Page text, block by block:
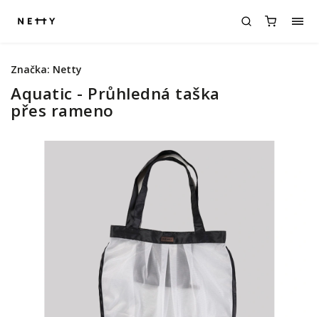
Aquatic - Průhledná taška
přes rameno
Značka: Netty